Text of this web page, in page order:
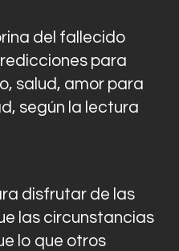
del fallecido
para
salud, amor para
según la lectura
disfrutar de las
las circunstancias
lo que otros